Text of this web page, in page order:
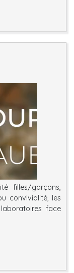
filles/garçons,
convivialité, les
face